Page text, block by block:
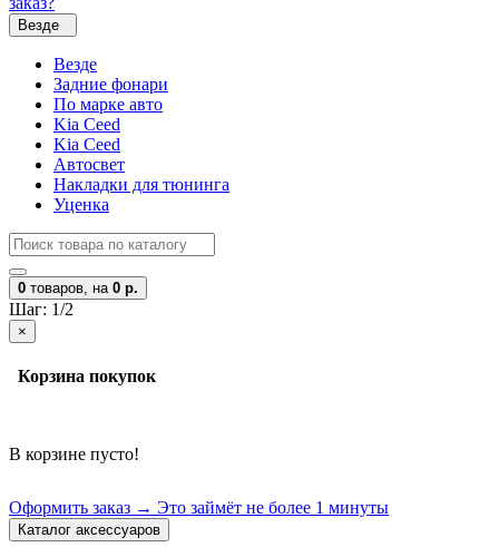
Везде
Везде
Задние фонари
По марке авто
Kia Ceed
Kia Ceed
Автосвет
Накладки для тюнинга
Уценка
0 товаров, на 0 р.
Шаг: 1/2
×
Корзина покупок
В корзине пусто!
Оформить заказ → Это займёт не более 1 минуты
Каталог аксессуаров